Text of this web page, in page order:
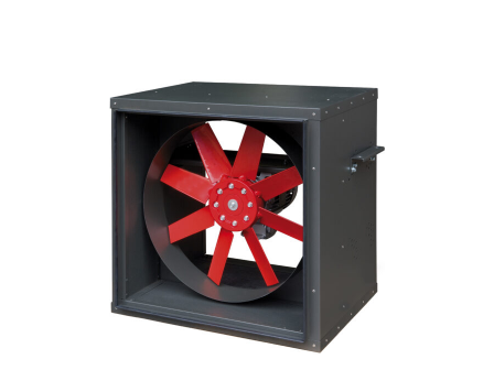
DETAILS